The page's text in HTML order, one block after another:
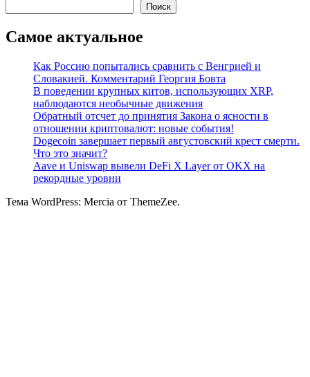
Поиск
Самое актуальное
Как Россию попытались сравнить с Венгрией и
Словакией. Комментарий Георгия Бовта
В поведении крупных китов, использующих XRP,
наблюдаются необычные движения
Обратный отсчет до принятия Закона о ясности в
отношении криптовалют: новые события!
Dogecoin завершает первый августовский крест смерти.
Что это значит?
Aave и Uniswap вывели DeFi X Layer от OKX на
рекордные уровни
Тема WordPress: Mercia от ThemeZee.